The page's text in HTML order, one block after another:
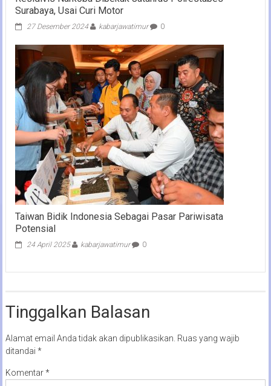
Surabaya, Usai Curi Motor
27 Desember 2024 kabarjawatimur 0
Taiwan Bidik Indonesia Sebagai Pasar Pariwisata
Potensial
24 April 2025 kabarjawatimur 0
Tinggalkan Balasan
Alamat email Anda tidak akan dipublikasikan. Ruas yang wajib
ditandai *
Komentar*